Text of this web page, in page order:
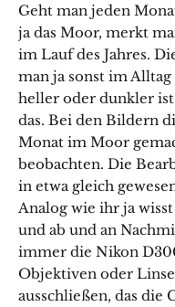
Geht man jeden
ja das Moor, merkt
im Lauf des Jahres.
man ja sonst im Alltag
heller oder dunkler
das. Bei den Bildern
Monat im Moor
beobachten. Die
in etwa gleich
Analog wie ihr ja wisst
und ab und an
immer die Nikon
Objektiven oder
ausschließen, das die